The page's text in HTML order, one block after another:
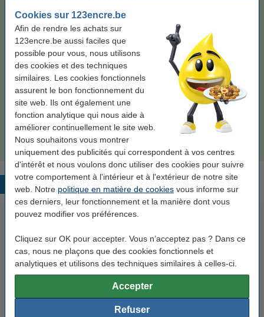
Cookies sur 123encre.be
Afin de rendre les achats sur
123encre.be aussi faciles que
possible pour vous, nous utilisons
des cookies et des techniques
similaires. Les cookies fonctionnels
assurent le bon fonctionnement du
site web. Ils ont également une
fonction analytique qui nous aide à
améliorer continuellement le site web.
Nous souhaitons vous montrer
uniquement des publicités qui correspondent à vos centres
d'intérêt et nous voulons donc utiliser des cookies pour suivre
votre comportement à l'intérieur et à l'extérieur de notre site
web. Notre politique en matière de cookies vous informe sur
ces derniers, leur fonctionnement et la manière dont vous
pouvez modifier vos préférences.
Cliquez sur OK pour accepter. Vous n’acceptez pas ? Dans ce
cas, nous ne plaçons que des cookies fonctionnels et
analytiques et utilisons des techniques similaires à celles-ci.
Accepter
Refuser
En stock
Livré demain
Prix par ml 0,33 €
42,50 € Commander
Bon plan : commandez un multipack
Canon PFI-106 multipack
MBK/BK/C/M/A/PC/PM/GY (marque 123encre)
Produits populaires
Canon PFI-106BK cartouche
Canon PFI-106MBK cartouche
d'encre noire mate (d'origine)